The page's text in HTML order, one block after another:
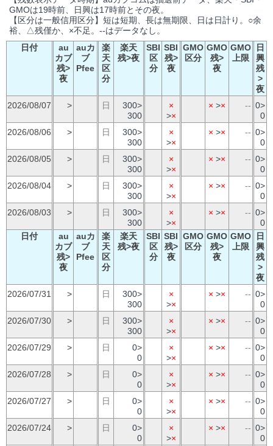
GMOは19時前、日興は17時前とその夜。
【区分は一般信用区分】短は短期、長は無期限、日は日計り。○余
裕、△残僅か、×不足。--はデータなし。
日付
au
カブ
残>
夜
auカ
ブ
Pfee
楽
天
区
分
楽天
残>夜
SBI
区
分
SBI
残>
夜
GMO
区分
GMO
残>
夜
GMO
上限
日
興
残
>
夜
2026/08/07
> 日
300>
300
×
>×
× >× -- 0>
0
2026/08/06
> 日
300>
300
×
>×
× >× -- 0>
0
2026/08/05
> 日
300>
300
×
>×
× >× -- 0>
0
2026/08/04
> 日
300>
300
×
>×
× >× -- 0>
0
2026/08/03
> 日
300>
300
×
>×
× >× -- 0>
0
日付
au
カブ
残>
夜
auカ
ブ
Pfee
楽
天
区
分
楽天
残>夜
SBI
区
分
SBI
残>
夜
GMO
区分
GMO
残>
夜
GMO
上限
日
興
残
>
夜
2026/07/31
> 日
300>
300
×
>×
× >× -- 0>
0
2026/07/30
> 日
300>
300
×
>×
× >× -- 0>
0
2026/07/29
> 日
0>
0
×
>×
× >× -- 0>
0
2026/07/28
> 日
0>
0
×
>×
× >× -- 0>
0
2026/07/27
> 日
0>
0
×
>×
× >× -- 0>
0
2026/07/24
> 日
0>
0
×
>×
× >× -- 0>
0